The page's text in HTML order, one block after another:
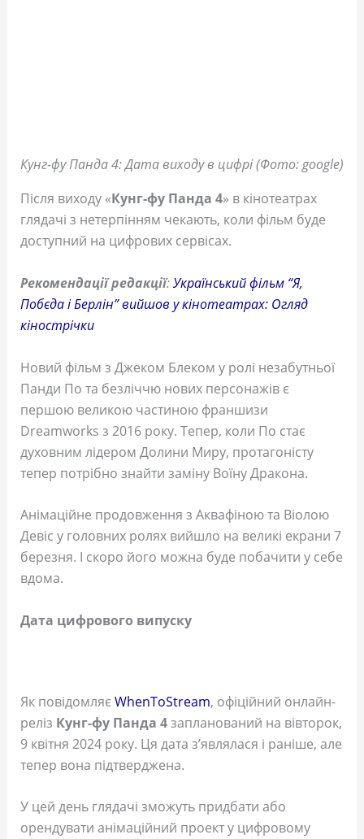
Кунг-фу Панда 4: Дата виходу в цифрі (Фото: google)
Після виходу «Кунг-фу Панда 4» в кінотеатрах
глядачі з нетерпінням чекають, коли фільм буде
доступний на цифрових сервісах.
Рекомендації редакції:Український фільм “Я,
Побєда і Берлін” вийшов у кінотеатрах: Огляд
кінострічки
Новий фільм з Джеком Блеком у ролі незабутньої
Панди По та безліччю нових персонажів є
першою великою частиною франшизи
Dreamworks з 2016 року. Тепер, коли По стає
духовним лідером Долини Миру, протагоністу
тепер потрібно знайти заміну Воїну Дракона.
Анімаційне продовження з Аквафіною та Віолою
Девіс у головних ролях вийшло на великі екрани 7
березня. І скоро його можна буде побачити у себе
вдома.
Дата цифрового випуску
Як повідомляє WhenToStream, офіційний онлайн-
реліз Кунг-фу Панда 4запланований на вівторок,
9 квітня 2024 року. Ця дата з’являлася і раніше, але
тепер вона підтверджена.
У цей день глядачі зможуть придбати або
орендувати анімаційний проект у цифровому